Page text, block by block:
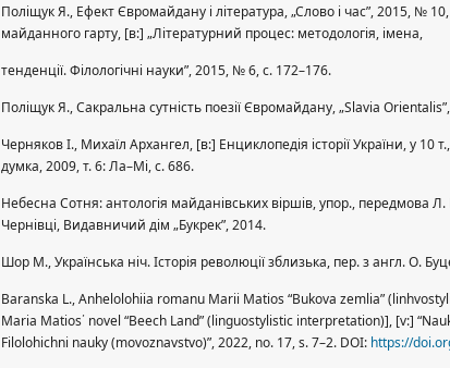
Поліщук Я., Ефект Євромайдану і література, „Слово і час”, 2015, №
майданного гарту, [в:] „Літературний процес: методологія, імена,
тенденції. Філологічні науки”, 2015, № 6, с. 172–176.
Поліщук Я., Сакральна сутність поезії Євромайдану, „Slavia
Черняков І., Михаїл Архангел, [в:] Енциклопедія історії України, у 10
думка, 2009, т. 6: Ла–Мі, с. 686.
Небесна Сотня: антологія майданівських віршів, упор., передмова
Чернівці, Видавничий дім „Букрек”, 2014.
Шор М., Українська ніч. Історія революції зблизька, пер. з англ. О.
Baranska L., Anhelolohiia romanu Marii Matios “Bukova zemlia”
Maria Matios᾽ novel “Beech Land” (linguostylistic interpretation)], [v:]
Filolohichni nauky (movoznavstvo)”, 2022, no. 17, s. 7–2. DOI: https://